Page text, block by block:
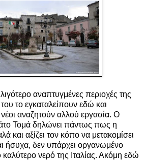
αναπτυγμένες περιοχές της
του το εγκαταλείπουν εδώ και
νέοι αναζητούν αλλού εργασία. Ο
Τομά δηλώνει πάντως πως η
και αξίζει τον κόπο να μετακομίσει
ήσυχα, δεν υπάρχει οργανωμένο
καλύτερο νερό της Ιταλίας. Ακόμη εδώ